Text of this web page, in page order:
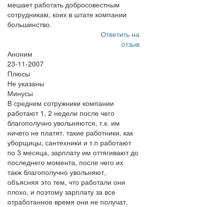
мешает работать добросовестным
сотрудникам, коих в штате компании
большинство.
Ответить на
отзыв
Аноним
23-11-2007
Плюсы
Не указаны
Минусы
В среднем сотружники компании
работают 1, 2 недели после чего
благополучно увольняются, т.к. им
ничего не платят. такие работники, как
уборщицы, сантехники и т.п работают
по 3 месяца, зарплату им оттягивают до
последнего момента, после чего их
такж благополучно увольняют,
объясняя это тем, что работали они
плохо, и поэтому зарплату за все
отработанное время они не получат.